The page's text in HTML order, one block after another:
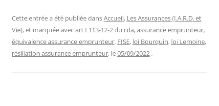
Cette entrée a été publiée dansAccueil, Les Assurances (I.A.R.D. et
Vie), et marquée avecart L113-12-2 du cda,assurance emprunteur,
équivalence assurance emprunteur, FISE, loi Bourquin, loi Lemoine,
résiliation assurance emprunteur, le05/09/2022 .